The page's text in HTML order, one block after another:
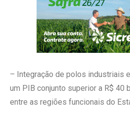
– Integração de polos industriais
um PIB conjunto superior a R$ 40
entre as regiões funcionais do